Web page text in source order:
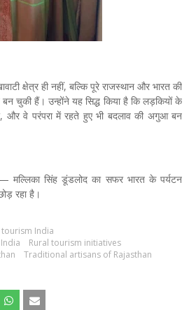
क्षेत्र ही नहीं, बल्कि पूरे राजस्थान और भारत की
बन चुकी हैं। उन्होंने यह सिद्ध किया है कि लड़कियों के
और वे परंपरा में रहते हुए भी बदलाव की अगुआ बन
मल्लिका सिंह डूंडलोद का सफर भारत के पर्यटन
रहा है।
India
Rural tourism initiatives
Traditional artisans of Rajasthan